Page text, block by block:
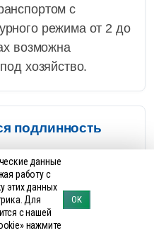
с
режима от 2 до
возможна
хозяйство.
подлинность
вводится в оборот
системы «Честный
от 27.05.2024, что
и защиту от
данные
работу с
этих данных
Для
с нашей
нажмите
ОК